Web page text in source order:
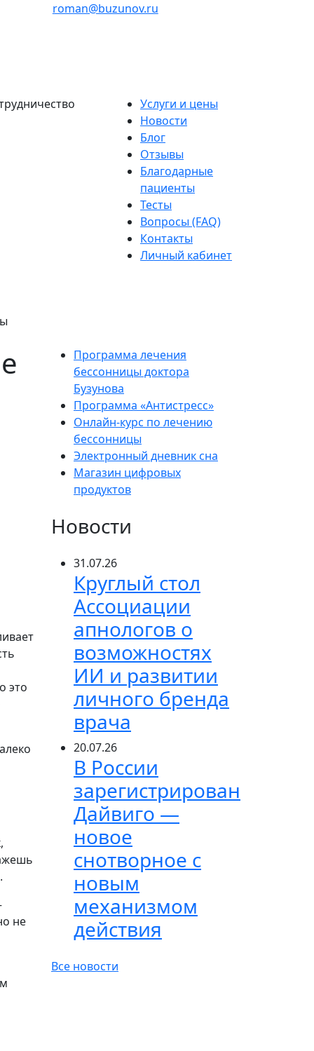
roman@buzunov.ru
Услуги и цены
Новости
Блог
Отзывы
Благодарные
пациенты
Тесты
Вопросы (FAQ)
Контакты
Личный кабинет
это
не
Программа лечения
бессонницы доктора
Бузунова
Программа «Антистресс»
Онлайн-курс по лечению
бессонницы
Электронный дневник сна
Магазин цифровых
продуктов
Новости
31.07.26
Круглый стол
Ассоциации
апнологов о
возможностях
ИИ и развитии
личного бренда
врача
20.07.26
В России
зарегистрирован
Дайвиго —
новое
снотворное с
новым
механизмом
действия
Все новости